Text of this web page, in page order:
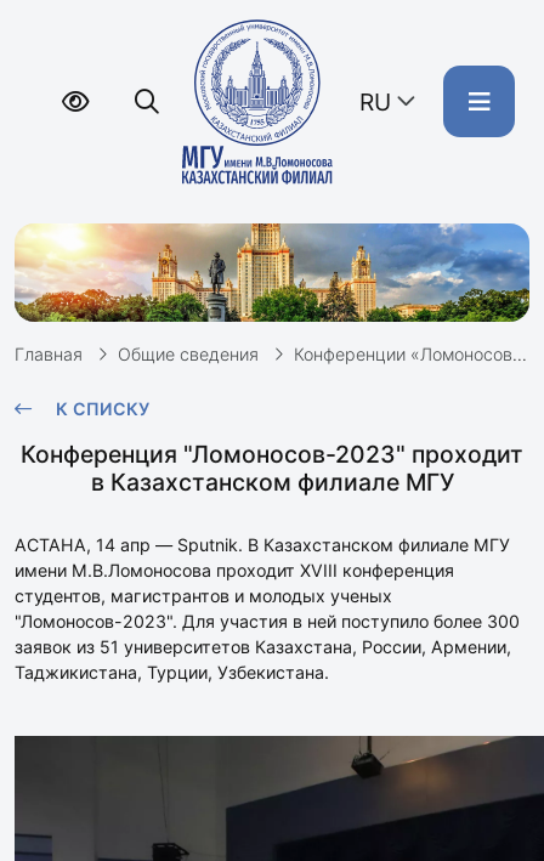
RU
Главная Общие сведения Конференции «Ломоносов»
К СПИСКУ
Конференция "Ломоносов-2023" проходит
в Казахстанском филиале МГУ
АСТАНА, 14 апр — Sputnik. В Казахстанском филиале МГУ
имени М.В.Ломоносова проходит XVIII конференция
студентов, магистрантов и молодых ученых
"Ломоносов-2023". Для участия в ней поступило более 300
заявок из 51 университетов Казахстана, России, Армении,
Таджикистана, Турции, Узбекистана.